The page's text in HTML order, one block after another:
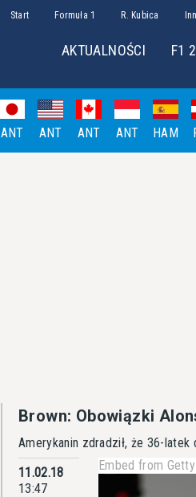
Start Formuła 1 R. Kubica
AKTUALNOŚCI F1
ANT ANT ANT ANT HAM
Brown: Obowiązki
Amerykanin zdradził, że 36-
11.02.18
13:47
Embed from